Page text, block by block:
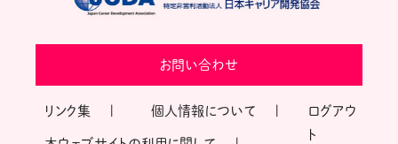
お問い合わせ
リンク集 個人情報について
ログアウ
ト